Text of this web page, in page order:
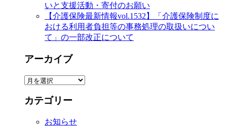
いと支援活動・寄付のお願い
【介護保険最新情報vol.1532】「介護保険制度に
おける利用者負担等の事務処理の取扱いについ
て」の一部改正について
アーカイブ
ア
カ
カテゴリー
お知らせ